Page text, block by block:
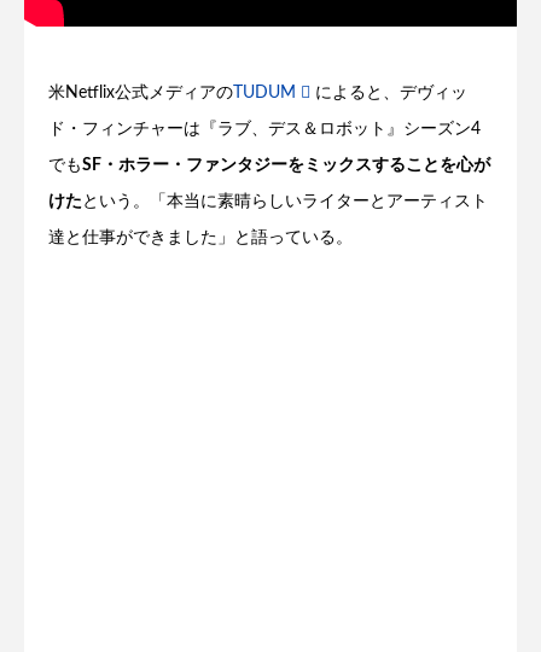
米Netflix公式メディアの TUDUM によると、デヴィッ
ド・フィンチャーは『ラブ、デス＆ロボット』シーズン4
でもSF・ホラー・ファンタジーをミックスすることを心が
けた という。「本当に素晴らしいライターとアーティスト
達と仕事ができました」と語っている。